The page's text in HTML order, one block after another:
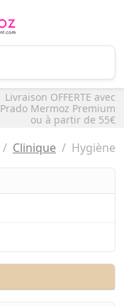
Livraison OFFERTE avec
Prado Mermoz Premium
ou à partir de 55€
Clinique Hygiène